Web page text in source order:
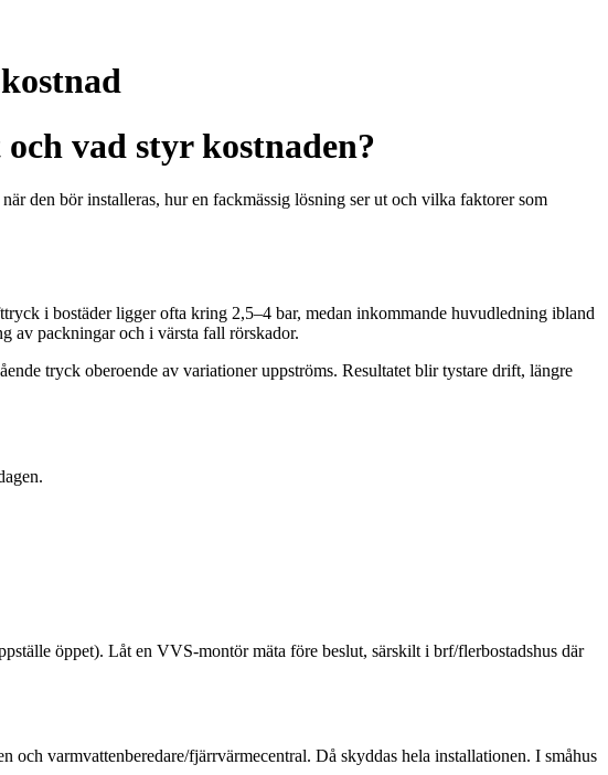
vad styr kostnaden?
den bör installeras, hur en fackmässig lösning ser ut och vilka faktorer som
i bostäder ligger ofta kring 2,5–4 bar, medan inkommande huvudledning ibland
av packningar och i värsta fall rörskador.
tryck oberoende av variationer uppströms. Resultatet blir tystare drift, längre
öppet). Låt en VVS-montör mäta före beslut, särskilt i brf/flerbostadshus där
varmvattenberedare/fjärrvärmecentral. Då skyddas hela installationen. I småhus